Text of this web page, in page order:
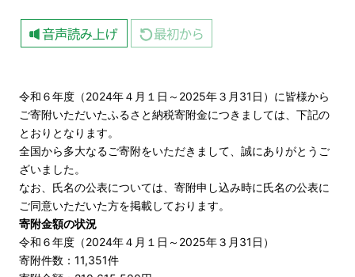
令和６年度（2024年４月１日～2025年３月31日）に皆様から
ご寄附いただいたふるさと納税寄附金につきましては、下記の
とおりとなります。
全国から多大なるご寄附をいただきまして、誠にありがとうご
ざいました。
なお、氏名の公表については、寄附申し込み時に氏名の公表に
ご同意いただいた方を掲載しております。
寄附金額の状況
令和６年度（2024年４月１日～2025年３月31日）
寄附件数：11,351件